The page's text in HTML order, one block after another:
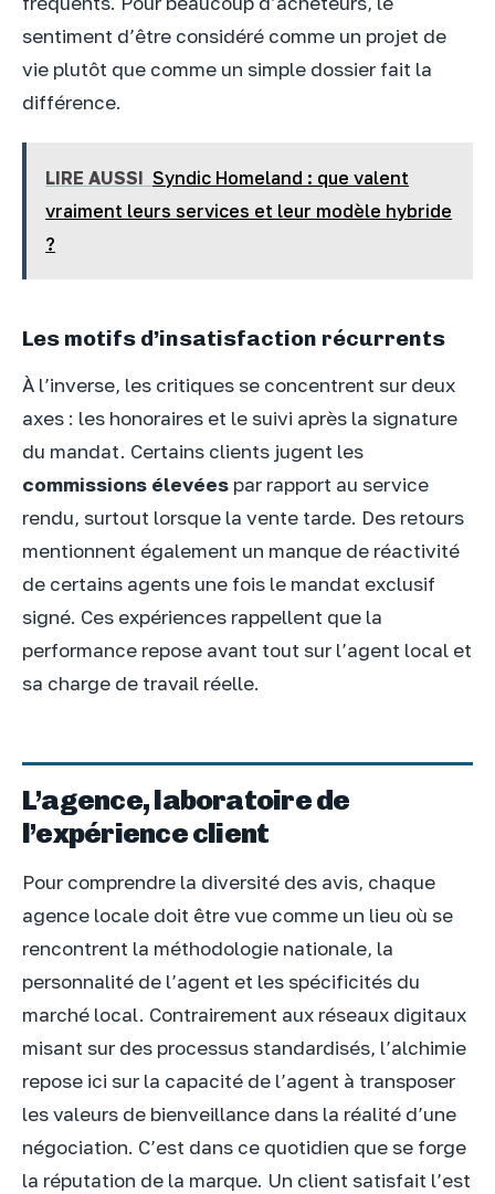
sentiment d’être considéré comme un projet de
vie plutôt que comme un simple dossier fait la
différence.
LIRE AUSSI Syndic Homeland : que valent
vraiment leurs services et leur modèle hybride
?
Les motifs d’insatisfaction récurrents
À l’inverse, les critiques se concentrent sur deux
axes : les honoraires et le suivi après la signature
du mandat. Certains clients jugent les
commissions élevées par rapport au service
rendu, surtout lorsque la vente tarde. Des retours
mentionnent également un manque de réactivité
de certains agents une fois le mandat exclusif
signé. Ces expériences rappellent que la
performance repose avant tout sur l’agent local et
sa charge de travail réelle.
L’agence, laboratoire de
l’expérience client
Pour comprendre la diversité des avis, chaque
agence locale doit être vue comme un lieu où se
rencontrent la méthodologie nationale, la
personnalité de l’agent et les spécificités du
marché local. Contrairement aux réseaux digitaux
misant sur des processus standardisés, l’alchimie
repose ici sur la capacité de l’agent à transposer
les valeurs de bienveillance dans la réalité d’une
négociation. C’est dans ce quotidien que se forge
la réputation de la marque. Un client satisfait l’est